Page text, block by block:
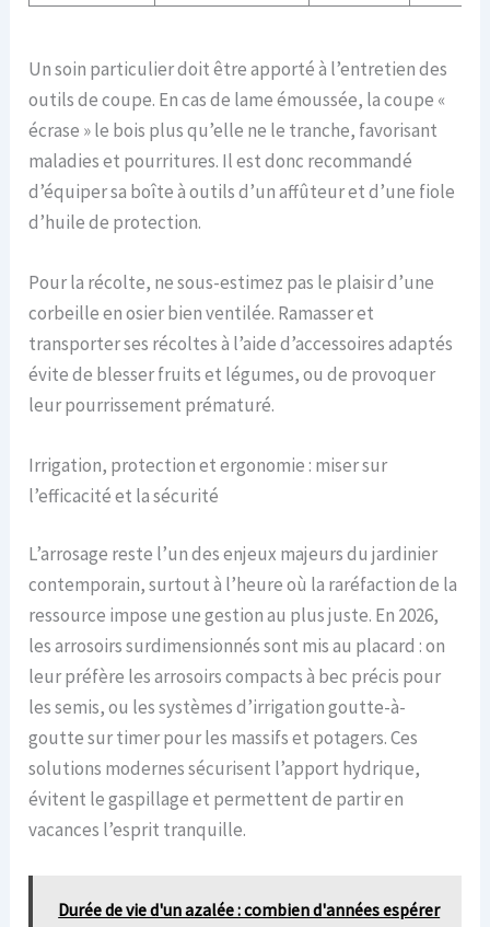
Un soin particulier doit être apporté à l’entretien des
outils de coupe. En cas de lame émoussée, la coupe «
écrase » le bois plus qu’elle ne le tranche, favorisant
maladies et pourritures. Il est donc recommandé
d’équiper sa boîte à outils d’un affûteur et d’une fiole
d’huile de protection.
Pour la récolte, ne sous-estimez pas le plaisir d’une
corbeille en osier bien ventilée. Ramasser et
transporter ses récoltes à l’aide d’accessoires adaptés
évite de blesser fruits et légumes, ou de provoquer
leur pourrissement prématuré.
Irrigation, protection et ergonomie : miser sur
l’efficacité et la sécurité
L’arrosage reste l’un des enjeux majeurs du jardinier
contemporain, surtout à l’heure où la raréfaction de la
ressource impose une gestion au plus juste. En 2026,
les arrosoirs surdimensionnés sont mis au placard : on
leur préfère les arrosoirs compacts à bec précis pour
les semis, ou les systèmes d’irrigation goutte-à-
goutte sur timer pour les massifs et potagers. Ces
solutions modernes sécurisent l’apport hydrique,
évitent le gaspillage et permettent de partir en
vacances l’esprit tranquille.
Durée de vie d'un azalée : combien d'années espérer